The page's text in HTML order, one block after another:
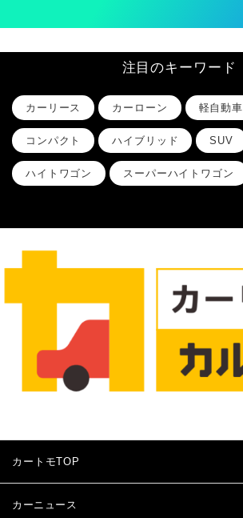
注目のキーワード
カーリース カーローン 軽自動車
コンパクト ハイブリッド SUV
ハイトワゴン スーパーハイトワゴン
カートモTOP
カーニュース